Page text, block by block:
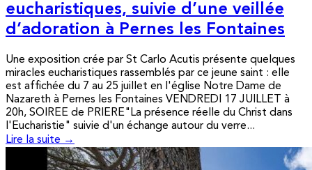
eucharistiques, suivie d’une veillée
d’adoration à Pernes les Fontaines
Une exposition crée par St Carlo Acutis présente quelques
miracles eucharistiques rassemblés par ce jeune saint : elle
est affichée du 7 au 25 juillet en l'église Notre Dame de
Nazareth à Pernes les Fontaines VENDREDI 17 JUILLET à
20h, SOIREE de PRIERE"La présence réelle du Christ dans
l'Eucharistie" suivie d'un échange autour du verre...
Lire la suite →